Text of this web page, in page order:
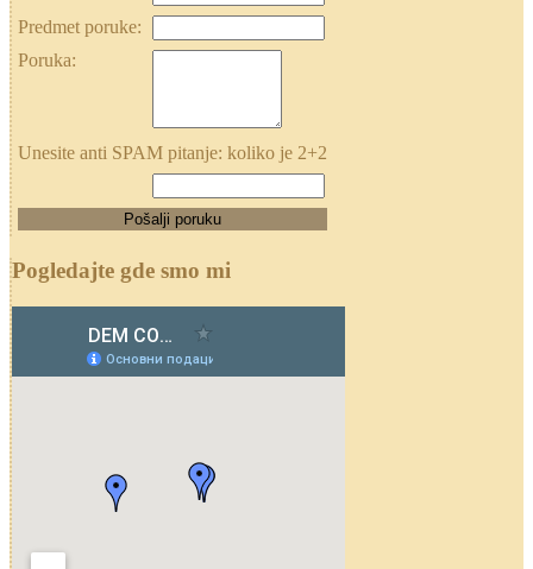
Predmet poruke:
Poruka:
Unesite anti SPAM pitanje: koliko je 2+2
Pogledajte gde smo mi